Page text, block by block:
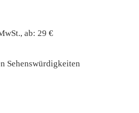
ab: 29 €
Sehenswürdigkeiten